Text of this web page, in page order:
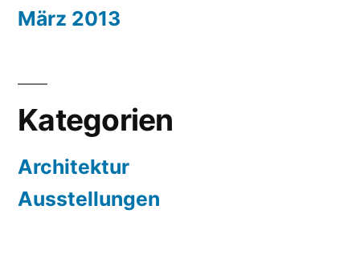
März 2013
Kategorien
Architektur
Ausstellungen